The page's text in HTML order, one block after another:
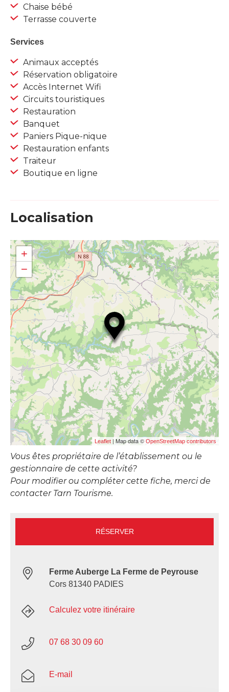
Chaise bébé
Terrasse couverte
Services
Animaux acceptés
Réservation obligatoire
Accès Internet Wifi
Circuits touristiques
Restauration
Banquet
Paniers Pique-nique
Restauration enfants
Traiteur
Boutique en ligne
Localisation
+
−
Leaflet | Map data © OpenStreetMap contributors
Vous êtes propriétaire de l’établissement ou le
gestionnaire de cette activité?
Pour modifier ou compléter cette fiche, merci de
contacter Tarn Tourisme.
RÉSERVER
Ferme Auberge La Ferme de Peyrouse
Cors 81340 PADIES
Calculez votre itinéraire
07 68 30 09 60
E-mail